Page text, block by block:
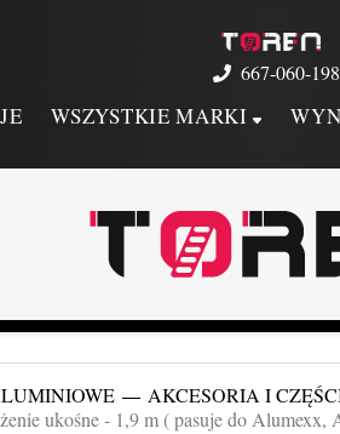
667-060-198
WSZYSTKIE MARKI
AKCESORIA I
ukośne - 1,9 m ( pasuje do Alumexx,